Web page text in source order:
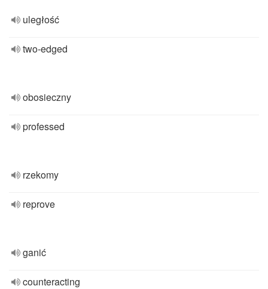
uległość
two-edged
obosieczny
professed
rzekomy
reprove
ganić
counteracting